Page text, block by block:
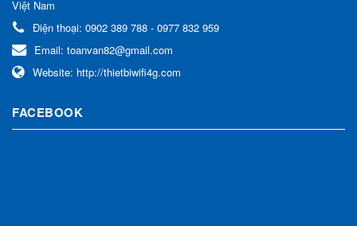
Việt Nam
Điện thoại: 0902 389 788 - 0977 832 959
Email: toanvan82@gmail.com
Website: http://thietbiwifi4g.com
FACEBOOK